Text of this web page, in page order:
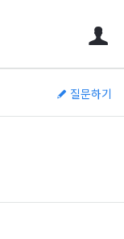
질문하기